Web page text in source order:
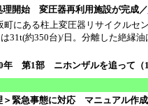
理開始 変圧器再利用施設が完成／
町にある柱上変圧器リサイクルセ
31t(約350台)/日。分離した絶縁
第1部 ニホンザルを追って（
＞緊急事態に対応 マニュアル作